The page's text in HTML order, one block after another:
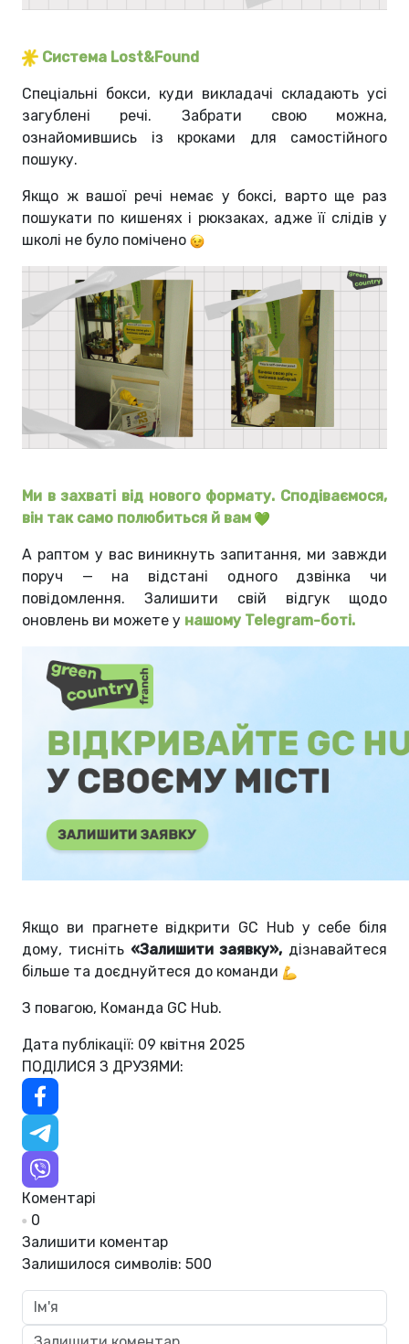
Система Lost&Found
Спеціальні бокси, куди викладачі складають усі
загублені речі. Забрати свою можна,
ознайомившись із кроками для самостійного
пошуку.
Якщо ж вашої речі немає у боксі, варто ще раз
пошукати по кишенях і рюкзаках, адже її слідів у
школі не було помічено
Ми в захваті від нового формату. Сподіваємося,
він так само полюбиться й вам
А раптом у вас виникнуть запитання, ми завжди
поруч — на відстані одного дзвінка чи
повідомлення. Залишити свій відгук щодо
оновлень ви можете у нашому Telegram-боті.
Якщо ви прагнете відкрити GC Hub у себе біля
дому, тисніть «Залишити заявку», дізнавайтеся
більше та доєднуйтеся до команди
З повагою, Команда GC Hub.
Дата публікації: 09 квітня 2025
ПОДІЛИСЯ З ДРУЗЯМИ:
Коментарі
0
Залишити коментар
Залишилося символів: 500